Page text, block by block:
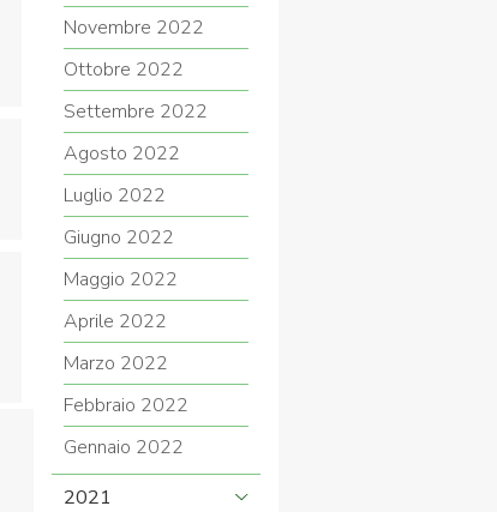
Novembre 2022
Ottobre 2022
Settembre 2022
Agosto 2022
Luglio 2022
Giugno 2022
Maggio 2022
Aprile 2022
Marzo 2022
Febbraio 2022
Gennaio 2022
2021